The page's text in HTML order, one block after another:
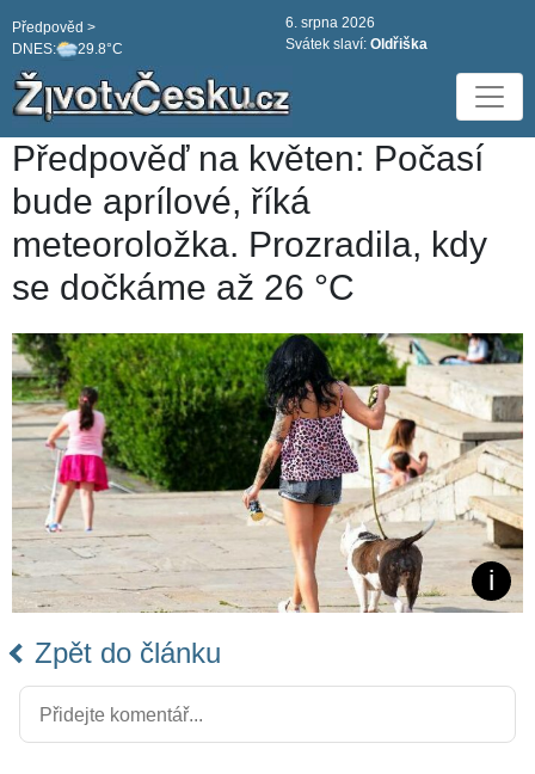
DNES: 29.8°C
Předpověd >
6. srpna 2026
Svátek slaví: Oldřiška
Předpověď na květen: Počasí
bude aprílové, říká
meteoroložka. Prozradila, kdy
se dočkáme až 26 °C
Zpět do článku